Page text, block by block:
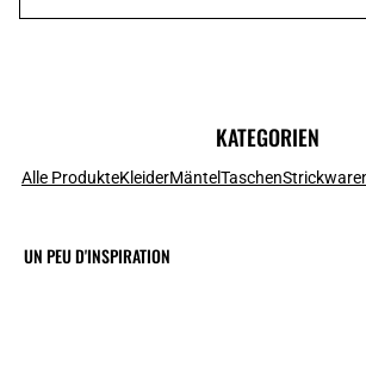
KATEGORIEN
Alle ProdukteKleiderMäntelTaschen
UN PEU D'INSPIRATION